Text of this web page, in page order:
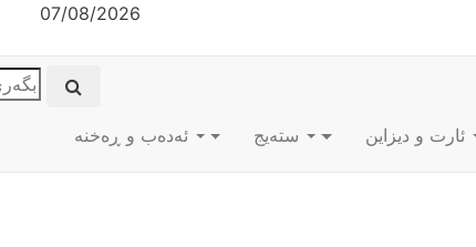
07/08/2026
ئارت و دیزاین